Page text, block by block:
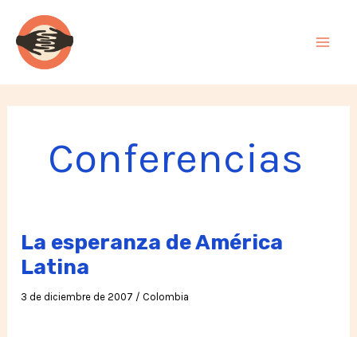
contenido
Conferencias
La esperanza de América
Latina
3 de diciembre de 2007 / Colombia